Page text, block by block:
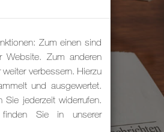
Zum einen sind
Website. Zum anderen
verbessern. Hierzu
und ausgewertet.
jederzeit widerrufen.
Sie in unserer